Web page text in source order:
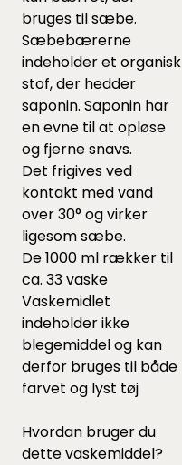
bruges til sæbe.
Sæbebærerne
indeholder et organisk
stof, der hedder
saponin. Saponin har
en evne til at opløse
og fjerne snavs.
Det frigives ved
kontakt med vand
over 30° og virker
ligesom sæbe.
De 1000 ml rækker til
ca. 33 vaske
Vaskemidlet
indeholder ikke
blegemiddel og kan
derfor bruges til både
farvet og lyst tøj
Hvordan bruger du
dette vaskemiddel?